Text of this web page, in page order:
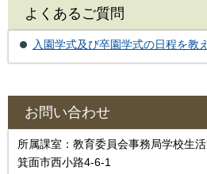
よくあるご質問
入園学式及び卒園学式の日程を教
お問い合わせ
所属課室：教育委員会事務局学校生
箕面市西小路4-6-1